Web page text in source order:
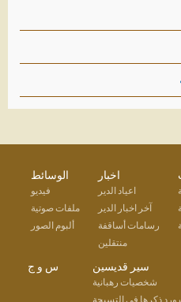
اخبار
اعياد الدير
آخر اخبار الدير
رسامات أساقفة
منتقلين
الوسائط
فيديو
ملفات صوتية
ألبوم الصور
سير قديسين
شخصيات رهبانية
ذكرها في التسبحة
س و ج